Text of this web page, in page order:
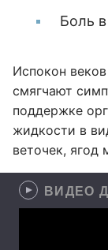
Боль
Испокон
смягчают
поддержке
жидкости в
веточек,
ВИДЕО